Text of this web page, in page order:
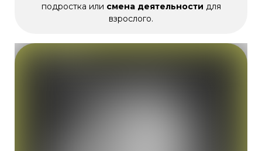
подростка или смена деятельности для
взрослого.